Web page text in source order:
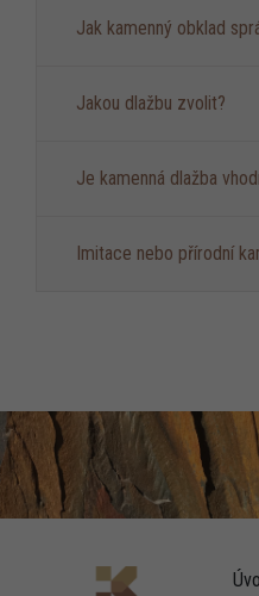
Jak kamenný obklad
Jakou dlažbu zvolit?
Je kamenná dlažba
Imitace nebo přírodní